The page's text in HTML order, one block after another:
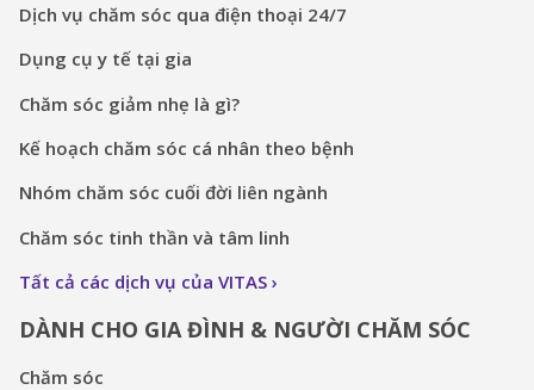
Dịch vụ chăm sóc qua điện thoại 24/7
Dụng cụ y tế tại gia
Chăm sóc giảm nhẹ là gì?
Kế hoạch chăm sóc cá nhân theo bệnh
Nhóm chăm sóc cuối đời liên ngành
Chăm sóc tinh thần và tâm linh
Tất cả các dịch vụ của VITAS
DÀNH CHO GIA ĐÌNH & NGƯỜI CHĂM SÓC
Chăm sóc